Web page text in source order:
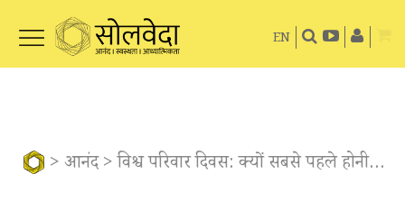
EN
>आनंद> विश्व परिवार दिवस: क्यों सबसे पहले होनी चाहिए परिवार की जगह?